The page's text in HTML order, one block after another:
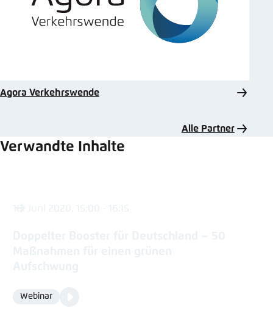
Agora Verkehrswende
Alle Partner
Verwandte Inhalte
Format
Webinar